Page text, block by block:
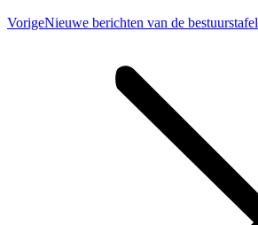
VorigeVorig
Nieuwe berichten van de bestuurstafel